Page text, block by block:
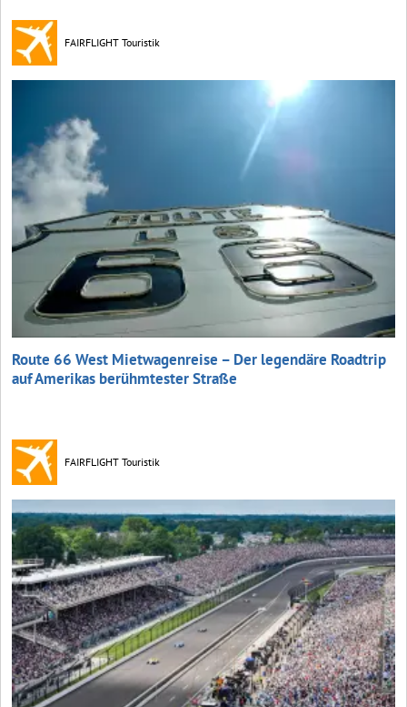
FAIRFLIGHT Touristik
Route 66 West Mietwagenreise – Der legendäre Roadtrip
auf Amerikas berühmtester Straße
FAIRFLIGHT Touristik